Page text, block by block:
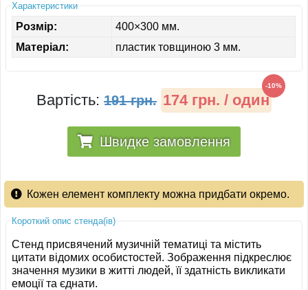
Характеристики
Розмір:
400×300 мм.
Матеріал:
пластик товщиною 3 мм.
Вартість: 191 грн. 174 грн. / один
-10%
Швидке замовлення
Кожен елемент комплекту можна придбати окремо.
Короткий опис стенда(ів)
Стенд присвячений музичній тематиці та містить
цитати відомих особистостей. Зображення підкреслює
значення музики в житті людей, її здатність викликати
емоції та єднати.